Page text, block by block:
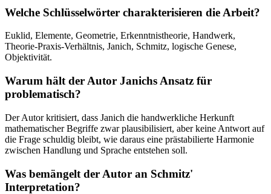
Welche Schlüsselwörter charakterisieren die Arbeit?
Euklid, Elemente, Geometrie, Erkenntnistheorie, Handwerk,
Theorie-Praxis-Verhältnis, Janich, Schmitz, logische Genese,
Objektivität.
Warum hält der Autor Janichs Ansatz für
problematisch?
Der Autor kritisiert, dass Janich die handwerkliche Herkunft
mathematischer Begriffe zwar plausibilisiert, aber keine Antwort auf
die Frage schuldig bleibt, wie daraus eine prästabilierte Harmonie
zwischen Handlung und Sprache entstehen soll.
Was bemängelt der Autor an Schmitz'
Interpretation?